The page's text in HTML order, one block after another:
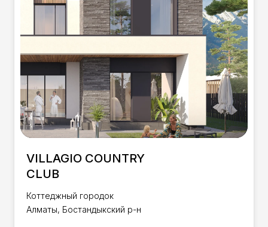
VILLAGIO COUNTRY
CLUB
Коттеджный городок
Алматы, Бостандыкский р-н